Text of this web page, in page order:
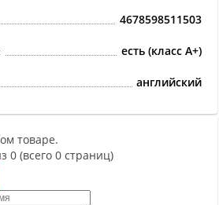
4678598511503
есть (класс А+)
английский
товаре.
0 (всего 0 страниц)